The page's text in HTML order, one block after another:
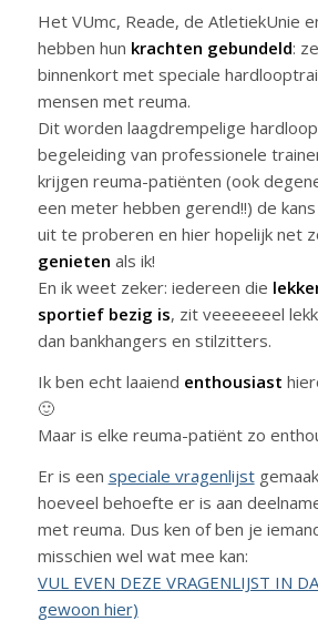
Het VUmc, Reade, de AtletiekUnie
hebben hun krachten gebundeld:
binnenkort met speciale
mensen met reuma.
Dit worden laagdrempelige
begeleiding van professionele
krijgen reuma-patiënten (ook
een meter hebben gerend!!) de
uit te proberen en hier hopelijk net
genieten als ik!
En ik weet zeker: iedereen die
sportief bezig is, zit veeeeeeel
dan bankhangers en stilzitters.
Ik ben echt laaiend enthousiast
🙂
Maar is elke reuma-patiënt zo
Er is een speciale vragenlijst
hoeveel behoefte er is aan
met reuma. Dus ken of ben je
misschien wel wat mee kan:
VUL EVEN DEZE VRAGENLIJST IN
gewoon hier)